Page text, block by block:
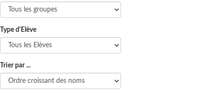
Type d'Elève
Trier par ...